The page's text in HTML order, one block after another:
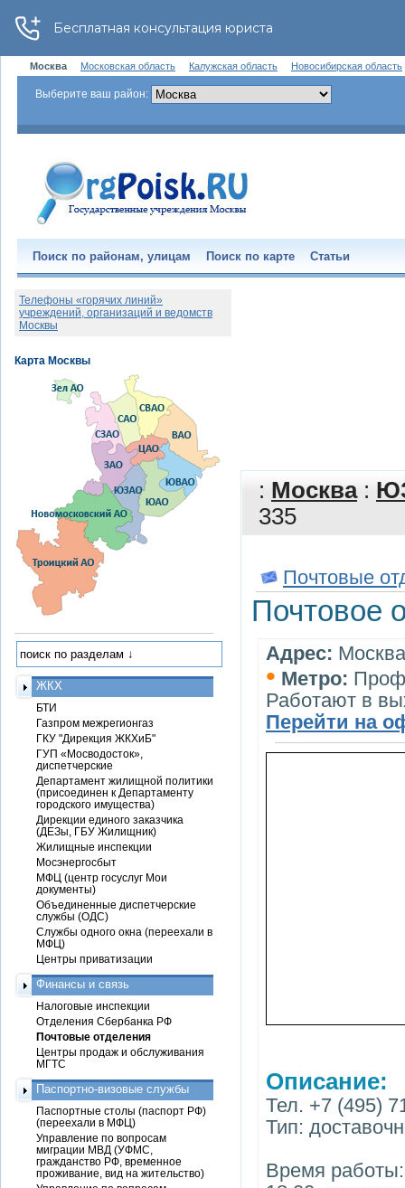
Москва Московская область Калужская область Новосибирская область
Выберите ваш район:
Поиск по районам, улицам Поиск по карте Статьи
: Москва:
335
Почтовые
Почтовое
Адрес:
• Метро:
Работают в
Перейти на
Описание:
Тел. +7 (495)
Тип:
Время работы:
Телефоны «горячих линий»
учреждений, организаций и ведомств
Москвы
ЖКХ
БТИ
Газпром межрегионгаз
ГКУ "Дирекция ЖКХиБ"
ГУП «Мосводосток»,
диспетчерские
Департамент жилищной политики
(присоединен к Департаменту
городского имущества)
Дирекции единого заказчика
(ДЕЗы, ГБУ Жилищник)
Жилищные инспекции
Мосэнергосбыт
МФЦ (центр госуслуг Мои
документы)
Объединенные диспетчерские
службы (ОДС)
Службы одного окна (переехали в
МФЦ)
Центры приватизации
Финансы и связь
Налоговые инспекции
Отделения Сбербанка РФ
Почтовые отделения
Центры продаж и обслуживания
МГТС
Паспортно-визовые службы
Паспортные столы (паспорт РФ)
(переехали в МФЦ)
Управление по вопросам
миграции МВД (УФМС,
гражданство РФ, временное
проживание, вид на жительство)